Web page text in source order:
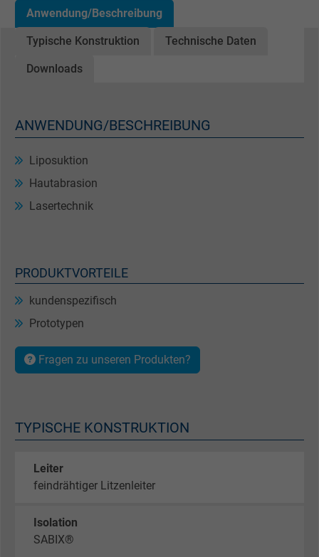
Anwendung/Beschreibung
Typische Konstruktion Technische Daten
Downloads
ANWENDUNG/BESCHREIBUNG
Liposuktion
Hautabrasion
Lasertechnik
PRODUKTVORTEILE
kundenspezifisch
Prototypen
Fragen zu unseren Produkten?
TYPISCHE KONSTRUKTION
Leiter
feindrähtiger Litzenleiter
Isolation
SABIX®